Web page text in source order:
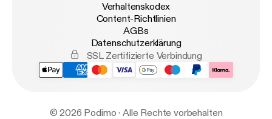
Verhaltenskodex
Content-Richtlinien
AGBs
Datenschutzerklärung
SSL Zertifizierte Verbindung
© 2026 Podimo · Alle Rechte vorbehalten